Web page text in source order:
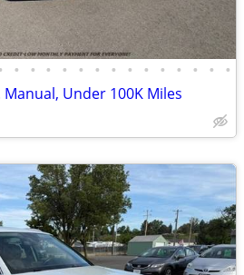
• • • • • • • • • • • • • •
Under 100K Miles